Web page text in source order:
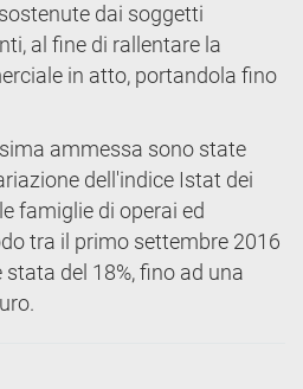
dai soggetti
al fine di rallentare la
in atto, portandola fino
ammessa sono state
dell'indice Istat dei
famiglie di operai ed
tra il primo settembre 2016
del 18%, fino ad una